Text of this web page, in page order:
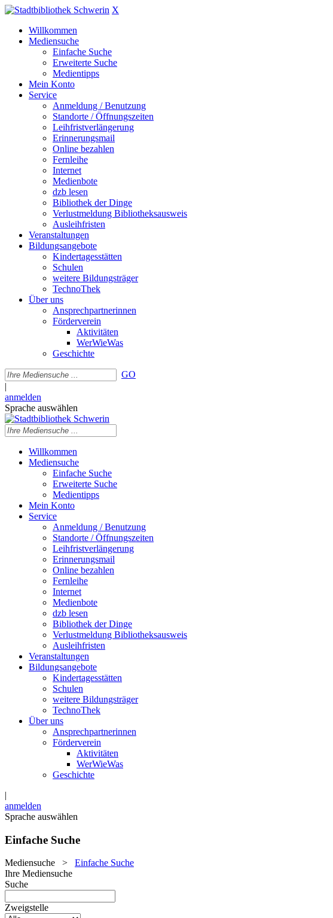
X
Willkommen
Mediensuche
Einfache Suche
Erweiterte Suche
Medientipps
Mein Konto
Service
Anmeldung / Benutzung
Standorte / Öffnungszeiten
Leihfristverlängerung
Erinnerungsmail
Online bezahlen
Fernleihe
Internet
Medienbote
dzb lesen
Bibliothek der Dinge
Verlustmeldung Bibliotheksausweis
Ausleihfristen
Veranstaltungen
Bildungsangebote
Kindertagesstätten
Schulen
weitere Bildungsträger
TechnoThek
Über uns
Ansprechpartnerinnen
Förderverein
Aktivitäten
WerWieWas
Geschichte
GO
|
anmelden
Sprache auswählen
Willkommen
Mediensuche
Einfache Suche
Erweiterte Suche
Medientipps
Mein Konto
Service
Anmeldung / Benutzung
Standorte / Öffnungszeiten
Leihfristverlängerung
Erinnerungsmail
Online bezahlen
Fernleihe
Internet
Medienbote
dzb lesen
Bibliothek der Dinge
Verlustmeldung Bibliotheksausweis
Ausleihfristen
Veranstaltungen
Bildungsangebote
Kindertagesstätten
Schulen
weitere Bildungsträger
TechnoThek
Über uns
Ansprechpartnerinnen
Förderverein
Aktivitäten
WerWieWas
Geschichte
|
anmelden
Sprache auswählen
Einfache Suche
Mediensuche > Einfache Suche
Ihre Mediensuche
Suche
Zweigstelle